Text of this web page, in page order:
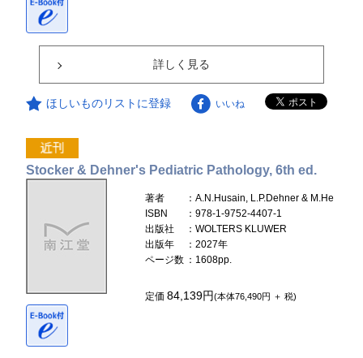
詳しく見る
ほしいものリストに登録 いいね
Stocker & Dehner's Pediatric Pathology, 6th ed.
著者
：A.N.Husain, L.P.Dehner & M.He
ISBN
：978-1-9752-4407-1
出版社
：WOLTERS KLUWER
出版年
：2027年
ページ数 ：1608pp.
定価84,139円(本体76,490円 ＋ 税)